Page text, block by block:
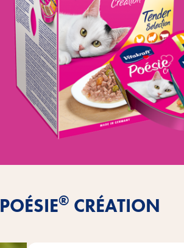
POÉSIE® CRÉATION